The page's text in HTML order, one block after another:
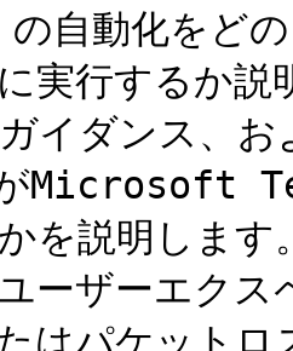
動化をどの
実行するか
イダンス、
を説明しま
ーザーエク
はパケット